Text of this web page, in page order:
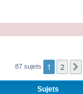
87 sujets 1 2
Sujets